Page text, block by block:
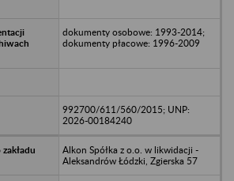
dokumenty osobowe: 1993-2014;
dokumenty płacowe: 1996-2009
992700/611/560/2015; UNP:
2026-00184240
Alkon Spółka z o.o. w likwidacji -
Aleksandrów Łódzki, Zgierska 57